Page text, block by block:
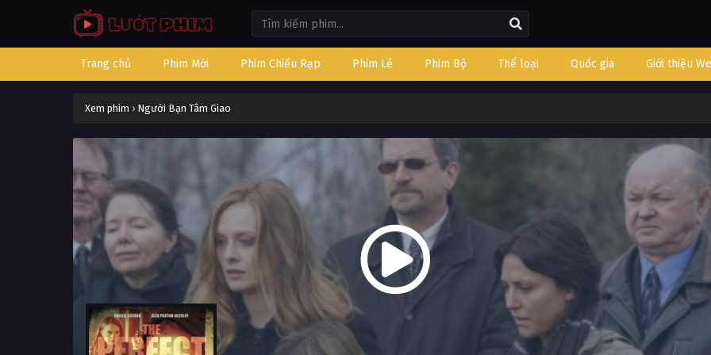
Trang chủ Phim Mới Phim Chiếu Rạp Phim Lẻ Phim Bộ Thể loại Quốc gia Giới thiệu
Xem phim › Người Bạn Tâm Giao